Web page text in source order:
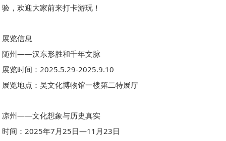
验，欢迎大家前来打卡游玩！
展览信息
随州——汉东形胜和千年文脉
展览时间：2025.5.29-2025.9.10
展览地点：吴文化博物馆一楼第二特展厅
凉州——文化想象与历史真实
时间：2025年7月25日—11月23日